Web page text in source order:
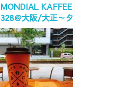
MONDIAL KAFFEE
328＠大阪/大正～タ
グボート大正のおし
ゃれカフェ！WiFi電
源完備！～